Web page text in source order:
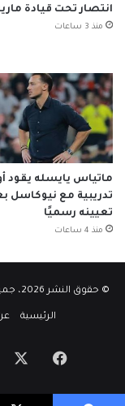
انتصار تحت قيادة
منذ 3 ساعات
ماتياس يايسله يقود
تدريبية مع نيوكاسل
تعيينه رسميًا
منذ 4 ساعات
© حقوق النشر 2026، جميع الحقوق محفوظة |
الرئيسية
فيسبوك